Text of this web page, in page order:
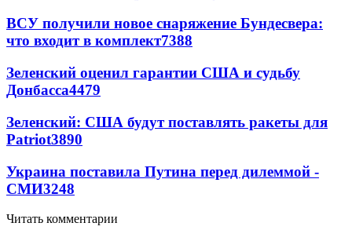
ВСУ получили новое снаряжение Бундесвера:
что входит в комплект7388
Зеленский оценил гарантии США и судьбу
Донбасса4479
Зеленский: США будут поставлять ракеты для
Patriot3890
Украина поставила Путина перед дилеммой -
СМИ3248
Читать комментарии